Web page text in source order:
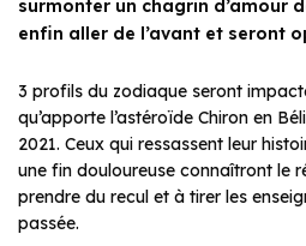
surmonter un chagrin d’amour
enfin aller de l’avant et seront
3 profils du zodiaque seront
qu’apporte l’astéroïde Chiron en
2021. Ceux qui ressassent leur
une fin douloureuse connaîtront le
prendre du recul et à tirer les
passée.